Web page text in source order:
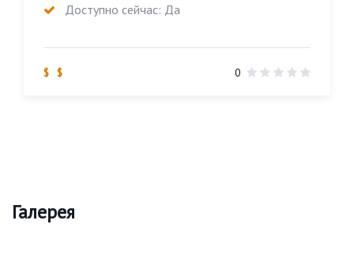
Доступно сейчас: Да
$ $ 0
Галерея